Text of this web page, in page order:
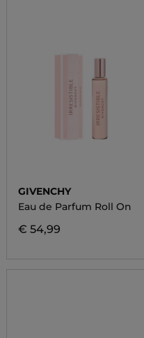
GIVENCHY
Eau de Parfum Roll On
€ 54,99